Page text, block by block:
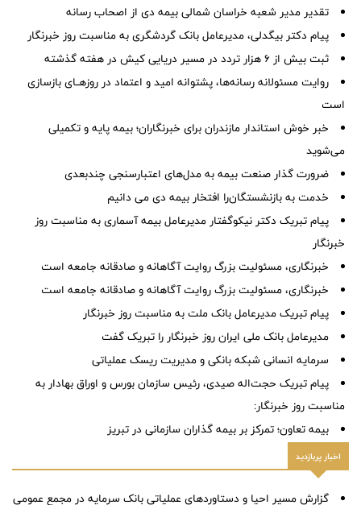
تقدیر مدیر شعبه خراسان شمالی بیمه دی از اصحاب رسانه
پیام دکتر بیگدلی، مدیرعامل بانک گردشگری به مناسبت روز خبرنگار
ثبت بیش از ۶ هزار تردد در مسیر دریایی کیش در هفته گذشته
روایت مسئولانه رسانه‌ها، پشتوانه امید و اعتماد در روزهــای بازسازی
است
خبر خوش استاندار مازندران برای خبرنگاران؛‌ بیمه پایه و ‌تکمیلی
می‌شوید
ضرورت گذار صنعت بیمه به مدل‌های اعتبارسنجی چندبعدی
خدمت به بازنشستگان‌را افتخار بیمه دی می دانیم
پیام تبریک دکتر نیکوگفتار مدیرعامل بیمه آسماری به مناسبت روز
خبرنگار
خبرنگاری، مسئولیت بزرگ روایت آگاهانه و صادقانه جامعه است
خبرنگاری، مسئولیت بزرگ روایت آگاهانه و صادقانه جامعه است
پیام تبریک مدیرعامل بانک ملت به مناسبت روز خبرنگار
مدیرعامل بانک ملی ایران روز خبرنگار را تبریک گفت
سرمایه انسانی شبکه بانکی و مدیریت ریسک عملیاتی
پیام تبریک حجت‌اله صیدی، رئیس سازمان بورس و اوراق بهادار به
مناسبت روز خبرنگار:
بیمه تعاون؛ تمرکز بر بیمه گذاران سازمانی در تبریز
اخبار پربازدید
گزارش مسیر احیا و دستاوردهای عملیاتی بانک سرمایه در مجمع عمومی